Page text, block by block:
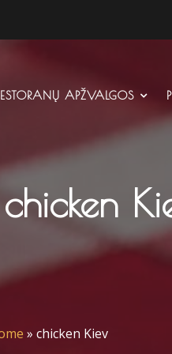
APŽVALGOS
chicken
» chicken Kiev